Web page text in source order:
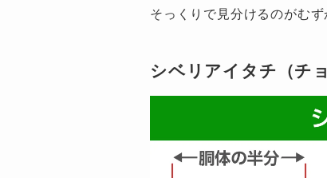
そっくりで見分けるのがむ
シベリアイタチ（チ